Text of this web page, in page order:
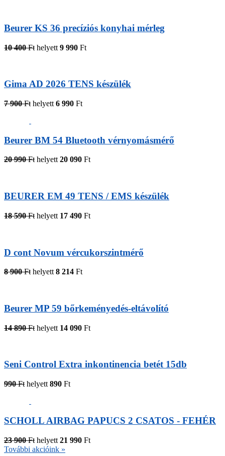
Beurer KS 36 precíziós konyhai mérleg
10 400 Ft helyett 9 990 Ft
Gima AD 2026 TENS készülék
7 900 Ft helyett 6 990 Ft
Beurer BM 54 Bluetooth vérnyomásmérő
20 990 Fthelyett20 090 Ft
BEURER EM 49 TENS / EMS készülék
18 590 Ft helyett 17 490 Ft
D cont Novum vércukorszintmérő
8 900 Ft helyett 8 214 Ft
Beurer MP 59 bőrkeményedés-eltávolító
14 890 Ft helyett 14 090 Ft
Seni Control Extra inkontinencia betét 15db
990 Ft helyett 890 Ft
SCHOLL AIRBAG PAPUCS 2 CSATOS - FEHÉR
23 900 Ft helyett 21 990 Ft
További akcióink »